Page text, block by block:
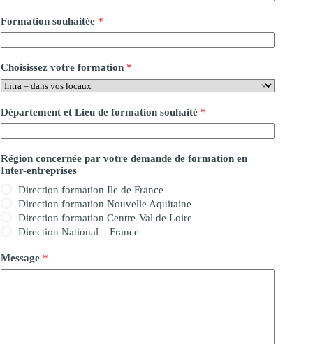
Formation souhaitée *
Choisissez votre formation *
Département et Lieu de formation souhaité *
Région concernée par votre demande de formation en
Inter-entreprises
Direction formation Ile de France
Direction formation Nouvelle Aquitaine
Direction formation Centre-Val de Loire
Direction National – France
Message *